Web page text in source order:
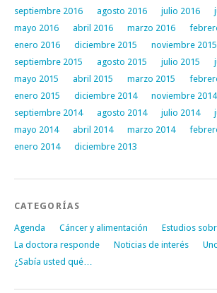
septiembre 2016
agosto 2016 julio 2016
mayo 2016
abril 2016 marzo 2016
enero 2016
diciembre 2015 noviembre 2015
septiembre 2015
agosto 2015 julio 2015
mayo 2015
abril 2015 marzo 2015
enero 2015
diciembre 2014 noviembre 2014
septiembre 2014
agosto 2014 julio 2014
mayo 2014
abril 2014 marzo 2014
enero 2014
diciembre 2013
CATEGORÍAS
Agenda Cáncer y alimentación
Estudios
La doctora responde
Noticias de interés
¿Sabía usted qué…